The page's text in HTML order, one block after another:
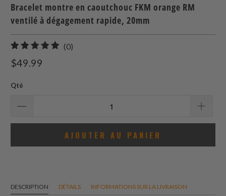
Bracelet montre en caoutchouc FKM orange RM
ventilé à dégagement rapide, 20mm
(0)
$49.99
Qté
AJOUTER AU PANIER
DESCRIPTION DÉTAILS INFORMATIONS SUR LA LIVRAISON